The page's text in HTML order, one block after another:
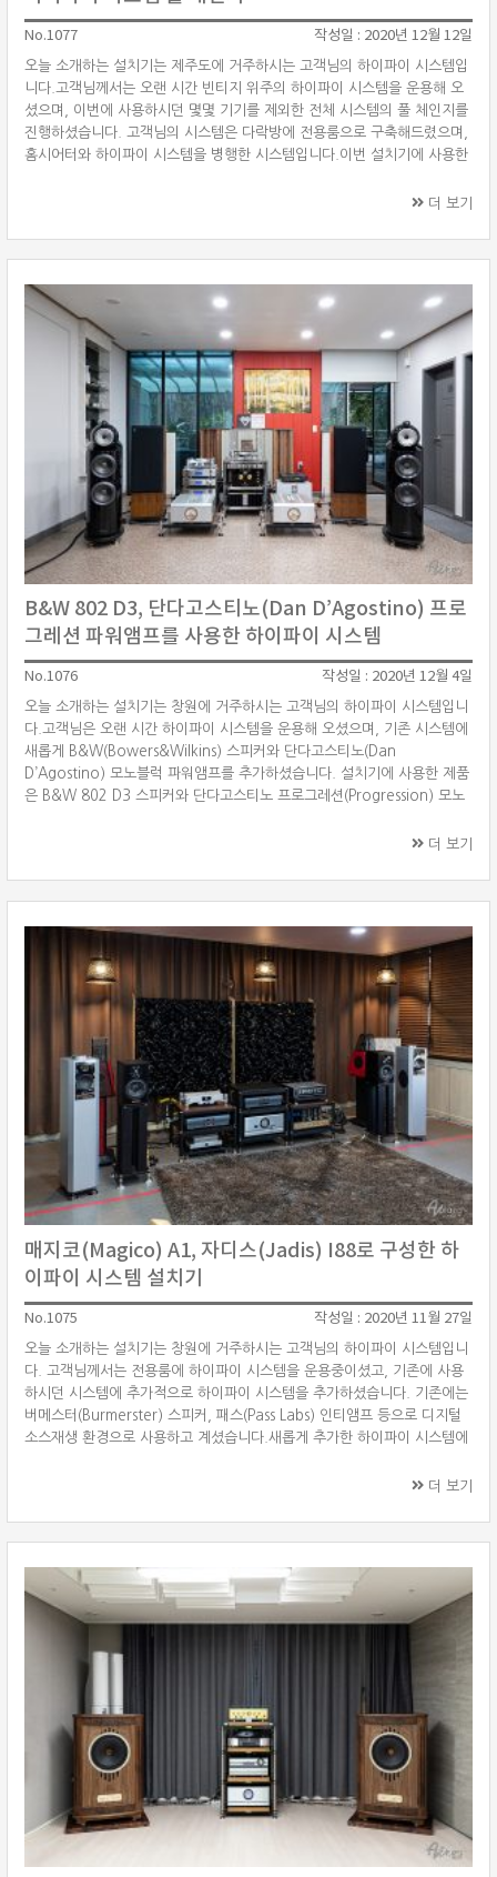
No.1077 작성일 : 2020년 12월 12일
오늘 소개하는 설치기는 제주도에 거주하시는 고객님의 하이파이 시스템입
니다.고객님께서는 오랜 시간 빈티지 위주의 하이파이 시스템을 운용해 오
셨으며, 이번에 사용하시던 몇몇 기기를 제외한 전체 시스템의 풀 체인지를
진행하셨습니다. 고객님의 시스템은 다락방에 전용룸으로 구축해드렸으며,
홈시어터와 하이파이 시스템을 병행한 시스템입니다.이번 설치기에 사용한
매킨토시(McIntosh) C2700 진공관 프리앰프, MC611 모노블럭 파워앰
이블 센츄리 TT(Century TT)와 루민(Lumin) T2 네트워크 플레이어를 사
앰프와 연 ···
더 보기
B&W 802 D3, 단다고스티노(Dan D’Agostino) 프로
그레션 파워앰프를 사용한 하이파이 시스템
No.1076 작성일 : 2020년 12월 4일
오늘 소개하는 설치기는 창원에 거주하시는 고객님의 하이파이 시스템입니
다.고객님은 오랜 시간 하이파이 시스템을 운용해 오셨으며, 기존 시스템에
새롭게 B&W(Bowers&Wilkins) 스피커와 단다고스티노(Dan
D’Agostino) 모노블럭 파워앰프를 추가하셨습니다. 설치기에 사용한 제품
은 B&W 802 D3 스피커와 단다고스티노 프로그레션(Progression) 모노
용하시던 제품으로 설치해드렸습니다. B&W 802 D3 B&W 802 D3는
여 다이아몬드 돔 트웨터를 담은 솔리드 바디 트위터(Solid Body
더 보기
매지코(Magico) A1, 자디스(Jadis) I88로 구성한 하
이파이 시스템 설치기
No.1075 작성일 : 2020년 11월 27일
오늘 소개하는 설치기는 창원에 거주하시는 고객님의 하이파이 시스템입니
다. 고객님께서는 전용룸에 하이파이 시스템을 운용중이셨고, 기존에 사용
하시던 시스템에 추가적으로 하이파이 시스템을 추가하셨습니다. 기존에는
버메스터(Burmerster) 스피커, 패스(Pass Labs) 인티앰프 등으로 디지털
소스재생 환경으로 사용하고 계셨습니다.새롭게 추가한 하이파이 시스템에
프 스피커와 프랑스의 하이파이 제조사 자디스(Jadis) 레퍼런스 인티앰프
워크 플레이어와 웨어버사 라우터 등에 새롭게 플레이백디자인(Playback
디오랙은 ···
더 보기